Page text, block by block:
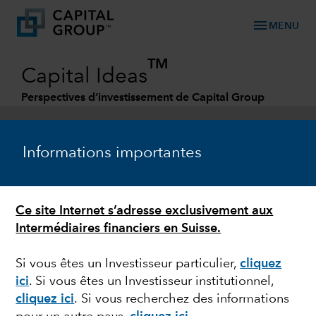
Informations importantes
Ce site Internet s’adresse exclusivement aux
Intermédiaires financiers en Suisse.
Si vous êtes un Investisseur particulier,cliquez
ici. Si vous êtes un Investisseur institutionnel,
cliquez ici. Si vous recherchez des informations
menu MENU
Capital Ideas
TM
Perspectives d’investissement de Capital Group
VOLATILITÉ BOURSIÈRE